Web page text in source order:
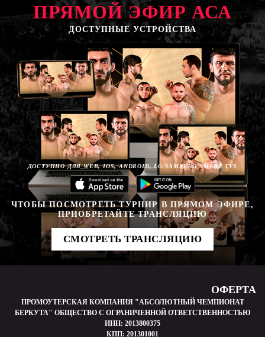
ПРЯМОЙ ЭФИР АСА
ДОСТУПНЫЕ УСТРОЙСТВА
ДОСТУПНО ДЛЯ WEB, IOS, ANDROID, LG/SAMSUNG SMART TVS
ЧТОБЫ ПОСМОТРЕТЬ ТУРНИР В ПРЯМОМ ЭФИРЕ,
ПРИОБРЕТАЙТЕ ТРАНСЛЯЦИЮ
СМОТРЕТЬ ТРАНСЛЯЦИЮ
ОФЕРТА
ПРОМОУТЕРСКАЯ КОМПАНИЯ "АБСОЛЮТНЫЙ ЧЕМПИОНАТ
БЕРКУТА" ОБЩЕСТВО С ОГРАНИЧЕННОЙ ОТВЕТСТВЕННОСТЬЮ
ИНН: 2013800375
КПП: 201301001